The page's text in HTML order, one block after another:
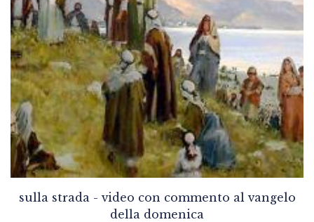
sulla strada - video con commento al vangelo
della domenica